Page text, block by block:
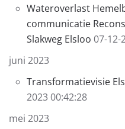
Wateroverlast
communicatie
Slakweg Elsloo 07-12-
juni 2023
Transformatievisie
2023 00:42:28
mei 2023